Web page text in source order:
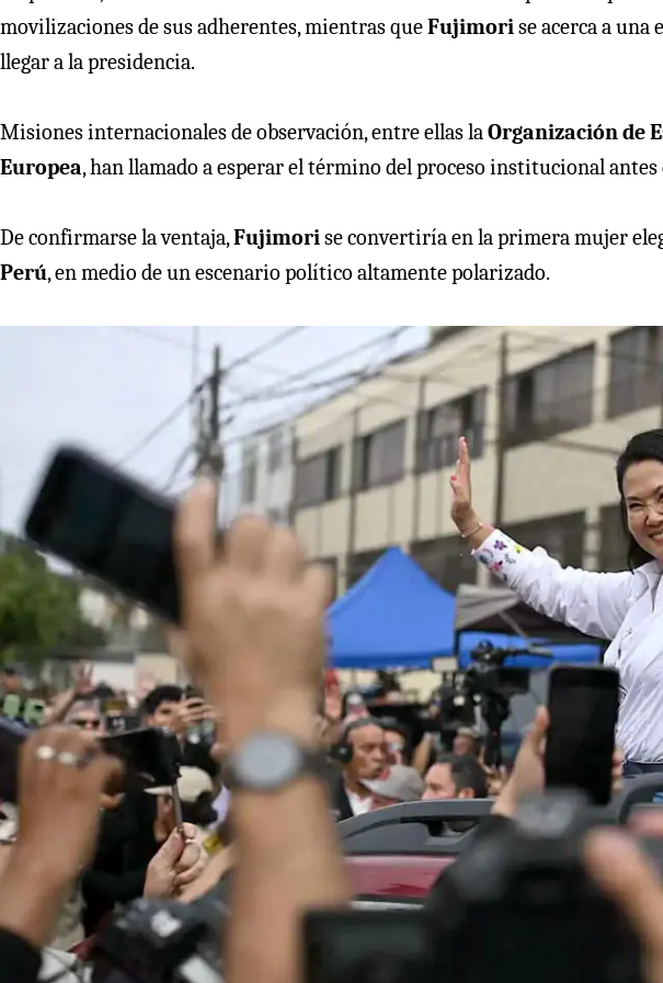
movilizaciones de sus adherentes, mientras queFujimori se acerca a
llegar a la presidencia.
Misiones internacionales de observación, entre ellas la Organización de
Europea, han llamado a esperar el término del proceso institucional
De confirmarse la ventaja,Fujimori se convertiría en la primera mujer
Perú, en medio de un escenario político altamente polarizado.